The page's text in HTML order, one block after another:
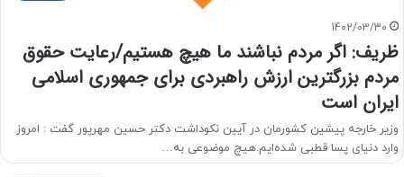
1402/03/30
ظریف: اگر مردم‌ نباشند ما هیچ هستیم/رعایت حقوق
مردم بزرگترین ارزش راهبردی برای‌ جمهوری اسلامی
ایران است
وزیر خارجه پیشین کشورمان در آیین نکوداشت دکتر حسین مهرپور گفت : امروز
وارد دنیای پسا قطبی شده‌ایم.هیچ موضوعی به‌…